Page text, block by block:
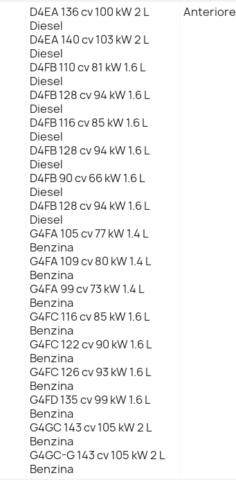
D4EA 136 cv 100 kW 2 L
Diesel
D4EA 140 cv 103 kW 2 L
Diesel
D4FB 110 cv 81 kW 1.6 L
Diesel
D4FB 128 cv 94 kW 1.6 L
Diesel
D4FB 116 cv 85 kW 1.6 L
Diesel
D4FB 128 cv 94 kW 1.6 L
Diesel
D4FB 90 cv 66 kW 1.6 L
Diesel
D4FB 128 cv 94 kW 1.6 L
Diesel
G4FA 105 cv 77 kW 1.4 L
Benzina
G4FA 109 cv 80 kW 1.4 L
Benzina
G4FA 99 cv 73 kW 1.4 L
Benzina
G4FC 116 cv 85 kW 1.6 L
Benzina
G4FC 122 cv 90 kW 1.6 L
Benzina
G4FC 126 cv 93 kW 1.6 L
Benzina
G4FD 135 cv 99 kW 1.6 L
Benzina
G4GC 143 cv 105 kW 2 L
Benzina
G4GC-G 143 cv 105 kW 2 L
Benzina
Anteriore